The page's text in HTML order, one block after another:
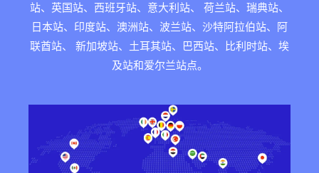
站、英国站、西班牙站、意大利站、 荷兰站、瑞典站、
日本站、印度站、澳洲站、波兰站、沙特阿拉伯站、阿
联酋站、 新加坡站、土耳其站、巴西站、比利时站、埃
及站和爱尔兰站点。